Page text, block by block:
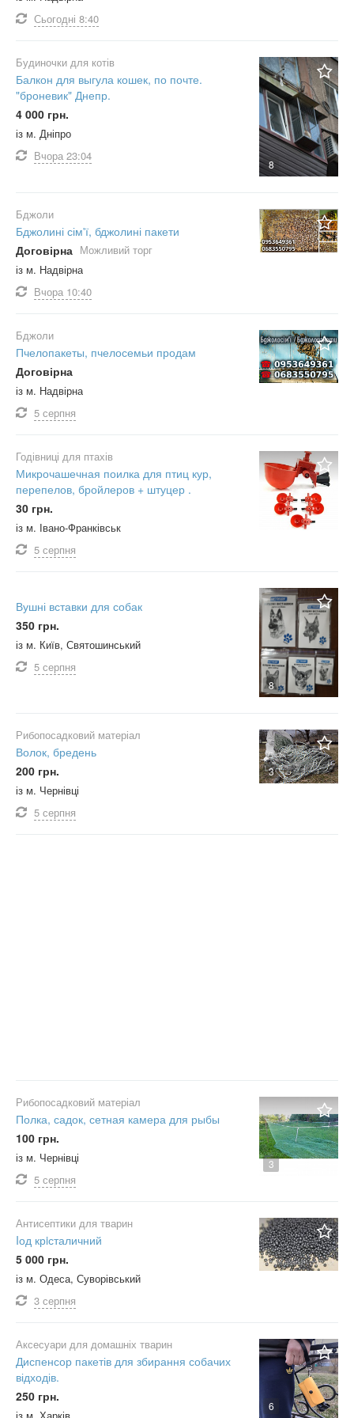
Сьогодні 8:40
8
Будиночки для котів
Балкон для выгула кошек, по почте.
"броневик" Днепр.
4 000 грн.
із м. Дніпро
Вчора 23:04
Бджоли
Бджолині сім'ї, бджолині пакети
Договірна Можливий торг
із м. Надвірна
Вчора 10:40
Бджоли
Пчелопакеты, пчелосемьи продам
Договірна
із м. Надвірна
5 серпня
Годівниці для птахів
Микрочашечная поилка для птиц кур,
перепелов, бройлеров + штуцер .
30 грн.
із м. Івано-Франківськ
5 серпня
8
Вушні вставки для собак
350 грн.
із м. Київ, Святошинський
5 серпня
3
Рибопосадковий матеріал
Волок, бредень
200 грн.
із м. Чернівці
5 серпня
3
Рибопосадковий матеріал
Полка, садок, сетная камера для рыбы
100 грн.
із м. Чернівці
5 серпня
Антисептики для тварин
Iод крiсталичний
5 000 грн.
із м. Одеса, Суворівський
3 серпня
6
Аксесуари для домашніх тварин
Диспенсор пакетів для збирання собачих
відходів.
250 грн.